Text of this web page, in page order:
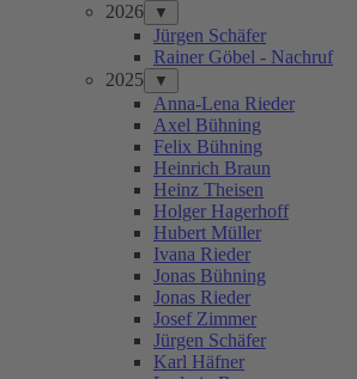
2026 ▼
Jürgen Schäfer
Rainer Göbel - Nachruf
2025
▼
Anna-Lena Rieder
Axel Bühning
Felix Bühning
Heinrich Braun
Heinz Theisen
Holger Hagerhoff
Hubert Müller
Ivana Rieder
Jonas Bühning
Jonas Rieder
Josef Zimmer
Jürgen Schäfer
Karl Häfner